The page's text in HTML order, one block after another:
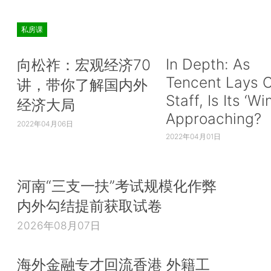
私房课
向松祚：宏观经济70
讲，带你了解国内外
经济大局
2022年04月06日
In Depth: As
Tencent Lays
Staff, Is Its
Approaching?
2022年04月01日
河南“三支一扶”考试规模化作弊
内外勾结提前获取试卷
2026年08月07日
海外金融专才回流香港 外籍工